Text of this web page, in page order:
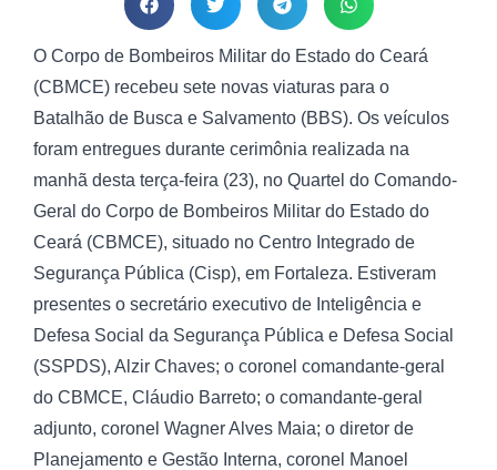
O Corpo de Bombeiros Militar do Estado do Ceará
(CBMCE) recebeu sete novas viaturas para o
Batalhão de Busca e Salvamento (BBS). Os veículos
foram entregues durante cerimônia realizada na
manhã desta terça-feira (23), no Quartel do Comando-
Geral do Corpo de Bombeiros Militar do Estado do
Ceará (CBMCE), situado no Centro Integrado de
Segurança Pública (Cisp), em Fortaleza. Estiveram
presentes o secretário executivo de Inteligência e
Defesa Social da Segurança Pública e Defesa Social
(SSPDS), Alzir Chaves; o coronel comandante-geral
do CBMCE, Cláudio Barreto; o comandante-geral
adjunto, coronel Wagner Alves Maia; o diretor de
Planejamento e Gestão Interna, coronel Manoel